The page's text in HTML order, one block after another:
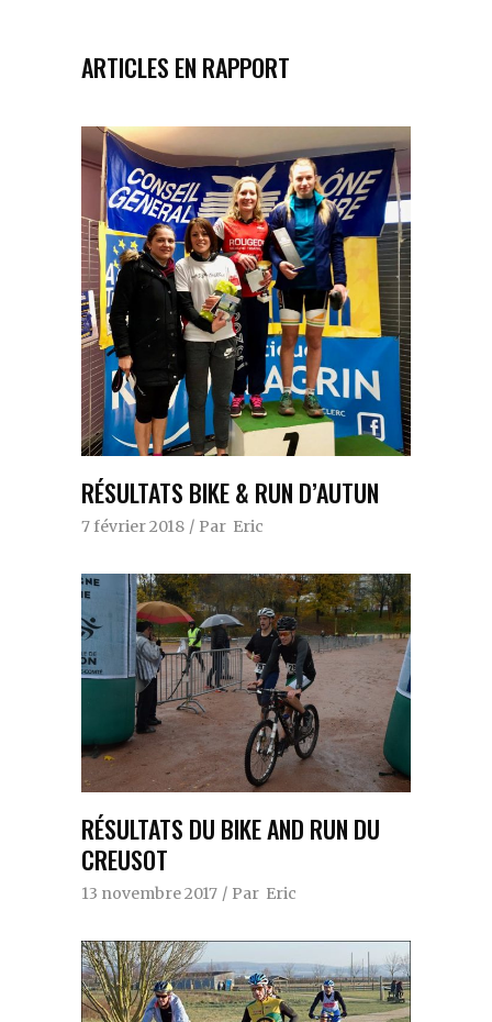
ARTICLES EN RAPPORT
RÉSULTATS BIKE & RUN D’AUTUN
7 février 2018 Par Eric
RÉSULTATS DU BIKE AND RUN DU
CREUSOT
13 novembre 2017 Par Eric